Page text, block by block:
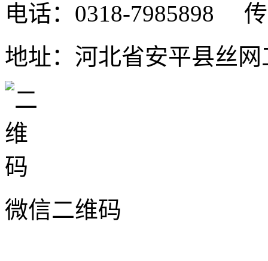
电话：0318-7985898 传
地址：河北省安平县丝
微信二维码